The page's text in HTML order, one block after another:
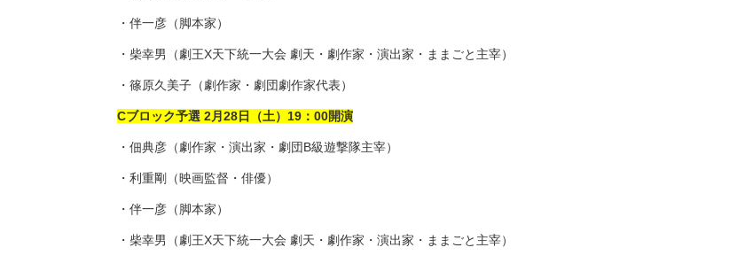
・伴一彦（脚本家）
・柴幸男（劇王X天下統一大会 劇天・劇作家・演出家・ままごと主宰）
・篠原久美子（劇作家・劇団劇作家代表）
Cブロック予選 2月28日（土）19：00開演
・佃典彦（劇作家・演出家・劇団B級遊撃隊主宰）
・利重剛（映画監督・俳優）
・伴一彦（脚本家）
・柴幸男（劇王X天下統一大会 劇天・劇作家・演出家・ままごと主宰）